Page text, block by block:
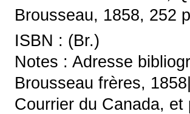
Brousseau, 1858, 252
ISBN : (Br.)
Notes : Adresse
Brousseau frères,
Courrier du Canada,